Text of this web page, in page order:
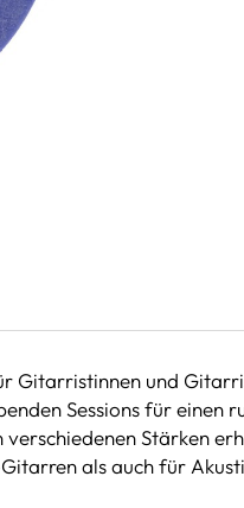
Gitarristinnen und
Sessions für
Stärken
als auch für